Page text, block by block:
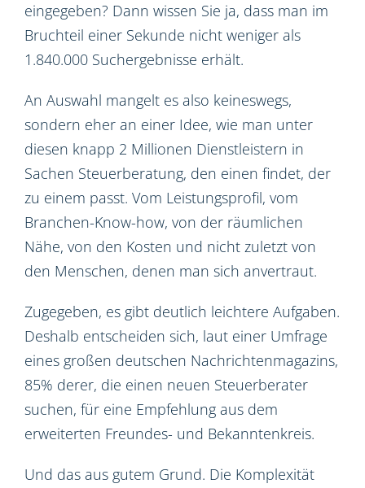
eingegeben? Dann wissen Sie ja, dass man im
Bruchteil einer Sekunde nicht weniger als
1.840.000 Suchergebnisse erhält.
An Auswahl mangelt es also keineswegs,
sondern eher an einer Idee, wie man unter
diesen knapp 2 Millionen Dienstleistern in
Sachen Steuerberatung, den einen findet, der
zu einem passt. Vom Leistungsprofil, vom
Branchen-Know-how, von der räumlichen
Nähe, von den Kosten und nicht zuletzt von
den Menschen, denen man sich anvertraut.
Zugegeben, es gibt deutlich leichtere Aufgaben.
Deshalb entscheiden sich, laut einer Umfrage
eines großen deutschen Nachrichtenmagazins,
85% derer, die einen neuen Steuerberater
suchen, für eine Empfehlung aus dem
erweiterten Freundes- und Bekanntenkreis.
Und das aus gutem Grund. Die Komplexität